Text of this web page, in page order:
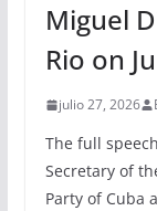
Miguel
Rio on
julio 27, 2026
The full
Secretary of
Party of Cuba